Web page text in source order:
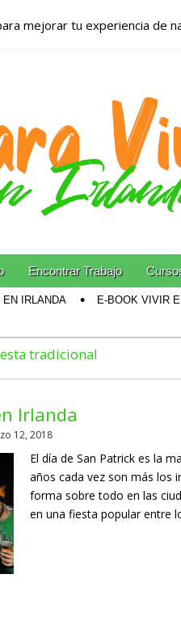
en
–
que viven, estudian y trabajan
Encontrar Trabajo
EN IRLANDA E-BOOK VIVIR
tradicional
Irlanda
12, 2018
El día de San Patrick es la
años cada vez son más los
forma sobre todo en las
en una fiesta popular entre
mejorar tu experiencia de